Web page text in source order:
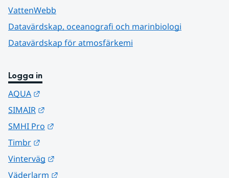
VattenWebb
Datavärdskap, oceanografi och marinbiologi
Datavärdskap för atmosfärkemi
Logga in
AQUA
SIMAIR
SMHI Pro
Timbr
Vinterväg
Väderlarm